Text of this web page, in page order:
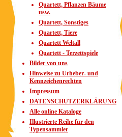
Quartett, Pflanzen Bäume
usw.
Quartett, Sonstiges
Quartett, Tiere
Quartett Weltall
Quartett - Terzettspiele
Bilder von uns
Hinweise zu Urheber- und
Kennzeichenrechten
Impressum
DATENSCHUTZERKLÄRUNG
Alle online Kataloge
Illustrierte Reihe für den
Typensammler